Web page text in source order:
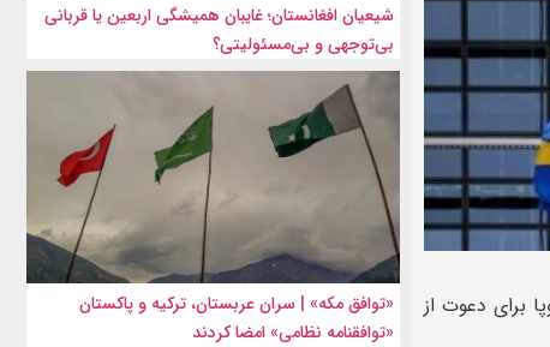
برای دعوت از
شیعیان افغانستان؛ غایبان همیشگی اربعین یا قربانی
بی‌توجهی و بی‌مسئولیتی؟
«توافق مکه» | سران عربستان، ترکیه و پاکستان
«توافقنامه نظامی» امضا کردند